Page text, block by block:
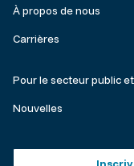
À propos de nous
Carrières
Make
a
Pour le secteur public
Nouvelles